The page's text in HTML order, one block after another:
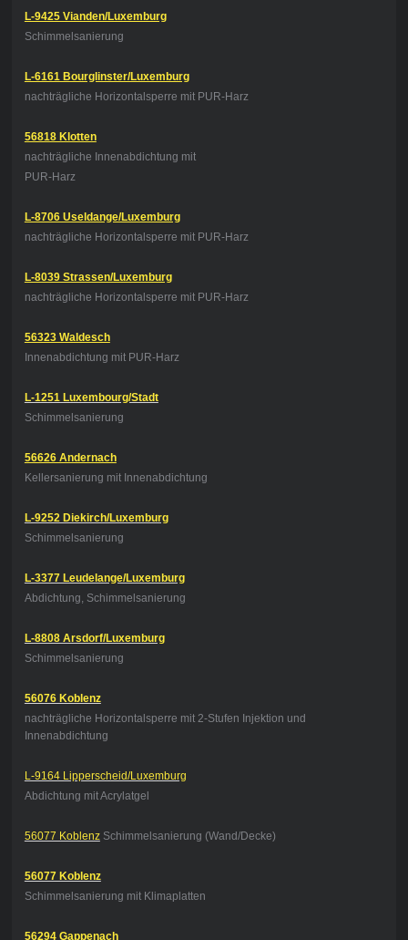
L-9425 Vianden/Luxemburg
Schimmelsanierung
L-6161 Bourglinster/Luxemburg
nachträgliche Horizontalsperre mit PUR-Harz
56818 Klotten
nachträgliche Innenabdichtung mit
PUR-Harz
L-8706 Useldange/Luxemburg
nachträgliche Horizontalsperre mit PUR-Harz
L-8039 Strassen/Luxemburg
nachträgliche Horizontalsperre mit PUR-Harz
56323 Waldesch
Innenabdichtung mit PUR-Harz
L-1251 Luxembourg/Stadt
Schimmelsanierung
56626 Andernach
Kellersanierung mit Innenabdichtung
L-9252 Diekirch/Luxemburg
Schimmelsanierung
L-3377 Leudelange/Luxemburg
Abdichtung, Schimmelsanierung
L-8808 Arsdorf/Luxemburg
Schimmelsanierung
56076 Koblenz
nachträgliche Horizontalsperre mit 2-Stufen Injektion und
Innenabdichtung
L-9164 Lipperscheid/Luxemburg
Abdichtung mit Acrylatgel
56077 KoblenzSchimmelsanierung (Wand/Decke)
56077 Koblenz
Schimmelsanierung mit Klimaplatten
56294 Gappenach